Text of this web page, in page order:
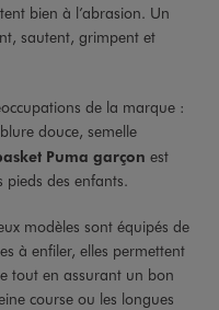
bien à l’abrasion. Un
sautent, grimpent et
de la marque :
douce, semelle
Puma garçon est
pieds des enfants.
modèles sont équipés de
à enfiler, elles permettent
tout en assurant un bon
course ou les longues